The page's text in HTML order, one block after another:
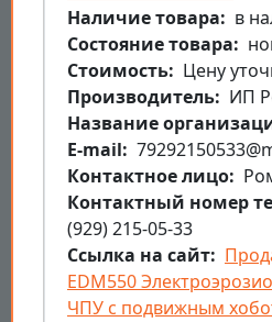
Наличие товара
в
Состояние товара
Стоимость
Цену
Производитель
ИП
Название
E-mail
Контактное лицо
Контактный номер
(929) 215-05-33
Ссылка на сайт
EDM550
ЧПУ с подвижным